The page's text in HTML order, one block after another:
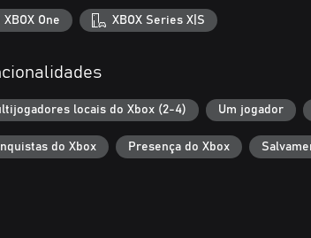
XBOX One XBOX Series X|S
locais do Xbox (2-4) Um jogador
do Xbox Presença do Xbox